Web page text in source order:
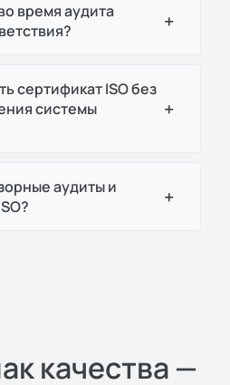
время аудита
+
сертификат ISO без
системы
+
аудиты и
+
качества —